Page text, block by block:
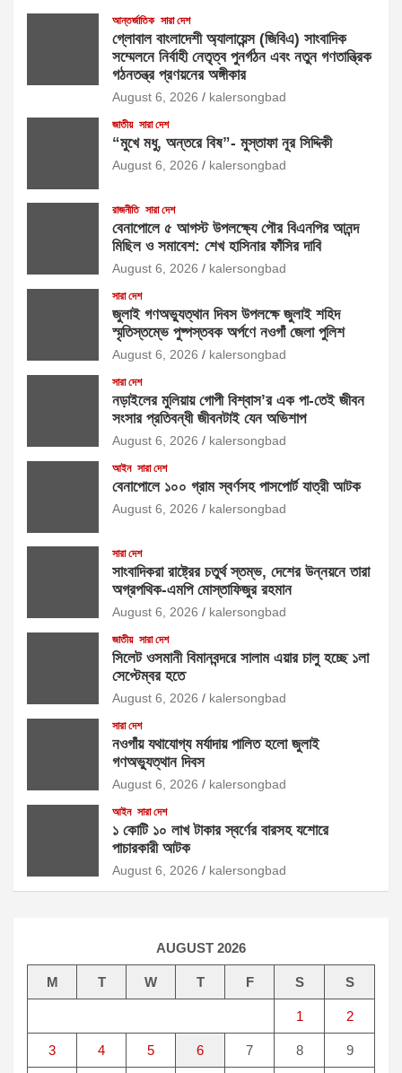
আন্তর্জাতিক সারা দেশ
গ্লোবাল বাংলাদেশী অ্যালায়েন্স (জিবিএ) সাংবাদিক
সম্মেলনে নির্বাহী নেতৃত্ব পুনর্গঠন এবং নতুন গণতান্ত্রিক
গঠনতন্ত্র প্রণয়নের অঙ্গীকার
August 6, 2026 kalersongbad
জাতীয় সারা দেশ
“মুখে মধু, অন্তরে বিষ”- মুস্তাফা নূর সিদ্দিকী
August 6, 2026 kalersongbad
রাজনীতি সারা দেশ
বেনাপোলে ৫ আগস্ট উপলক্ষ্যে পৌর বিএনপির আনন্দ
মিছিল ও সমাবেশ: শেখ হাসিনার ফাঁসির দাবি
August 6, 2026 kalersongbad
সারা দেশ
জুলাই গণঅভ্যুত্থান দিবস উপলক্ষে জুলাই শহিদ
স্মৃতিস্তম্ভে পুষ্পস্তবক অর্পণে নওগাঁ জেলা পুলিশ
August 6, 2026 kalersongbad
সারা দেশ
নড়াইলের মুলিয়ায় গোপী বিশ্বাস’র এক পা-তেই জীবন
সংসার প্রতিবন্ধী জীবনটাই যেন অভিশাপ
August 6, 2026 kalersongbad
আইন সারা দেশ
বেনাপোলে ১০০ গ্রাম স্বর্ণসহ পাসপোর্ট যাত্রী আটক
August 6, 2026 kalersongbad
সারা দেশ
সাংবাদিকরা রাষ্ট্রের চতুর্থ স্তম্ভ, দেশের উন্নয়নে তারা
অগ্রপথিক-এমপি মোস্তাফিজুর রহমান
August 6, 2026 kalersongbad
জাতীয় সারা দেশ
সিলেট ওসমানী বিমানবন্দরে সালাম এয়ার চালু হচ্ছে ১লা
সেপ্টেম্বর হতে
August 6, 2026 kalersongbad
সারা দেশ
নওগাঁয় যথাযোগ্য মর্যাদায় পালিত হলো জুলাই
গণঅভ্যুত্থান দিবস
August 6, 2026 kalersongbad
আইন সারা দেশ
১ কোটি ১০ লাখ টাকার স্বর্ণের বারসহ যশোরে
পাচারকারী আটক​
August 6, 2026 kalersongbad
AUGUST 2026
M T W T F S S
1 2
3 4 5 6 7 8 9